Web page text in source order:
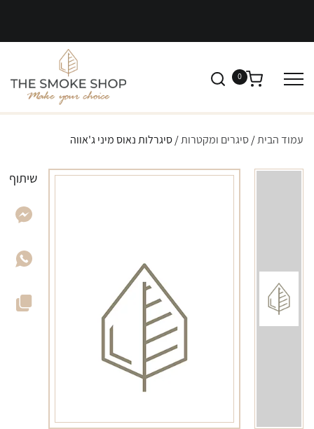
0
עמוד הבית/סיגרים ומקטרות/ סיגרלות נאוס מיני ג'אווה
שיתוף